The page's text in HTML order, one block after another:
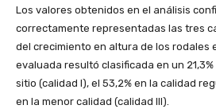
Los valores obtenidos en el análisis
correctamente representadas las tres
del crecimiento en altura de los rodales
evaluada resultó clasificada en un
sitio (calidad I), el 53,2% en la calidad
en la menor calidad (calidad III).